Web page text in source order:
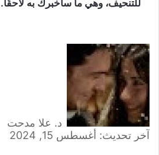
للتنحيف، وهي ما سأخبرك به لاحقًا.
د. علا مدحت
آخر تحديث: أغسطس 15, 2024